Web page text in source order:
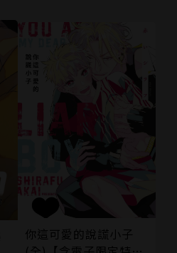
你這可愛的說謊小子